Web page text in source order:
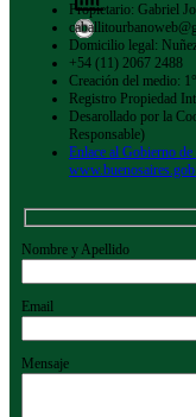
Propietario: Gabriel
Domicilio legal:
+54 (11) 2067 2488
Creación del medio:
Registro Propiedad
Desarollado por la
Responsable)
Enlace al Gobierno
Nombre y Apellido
Email
Mensaje